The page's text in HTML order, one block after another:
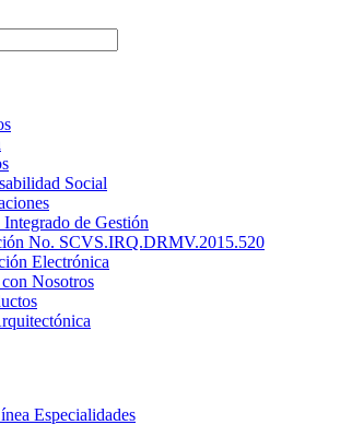
Social
Integrado de Gestión
No. SCVS.IRQ.DRMV.2015.520
Electrónica
Nosotros
Especialidades